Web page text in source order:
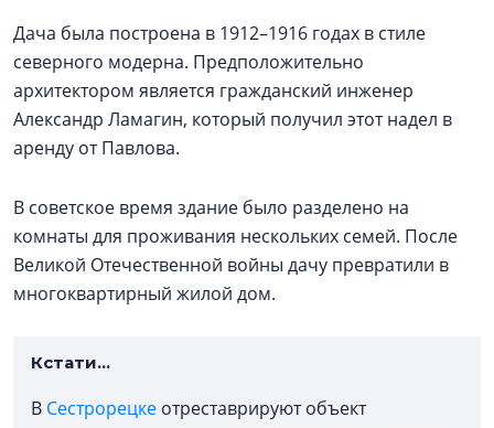
Дача была построена в 1912–1916 годах в стиле
северного модерна. Предположительно
архитектором является гражданский инженер
Александр Ламагин, который получил этот надел в
аренду от Павлова.
В советское время здание было разделено на
комнаты для проживания нескольких семей. После
Великой Отечественной войны дачу превратили в
многоквартирный жилой дом.
Кстати...
В Сестрорецке отреставрируют объект